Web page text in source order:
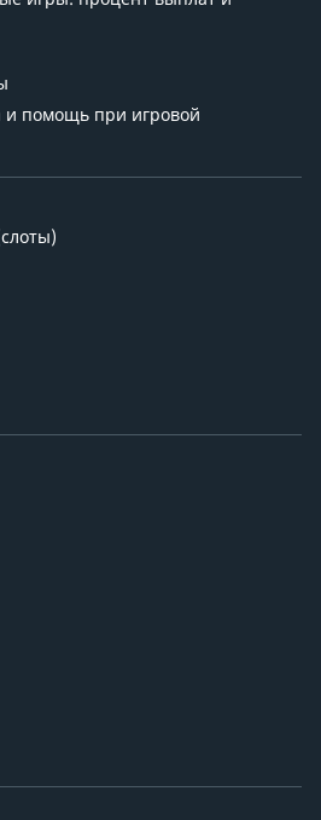
и помощь при игровой